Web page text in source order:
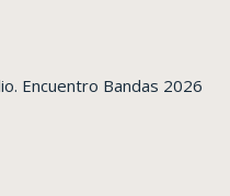
Encuentro Bandas 2026